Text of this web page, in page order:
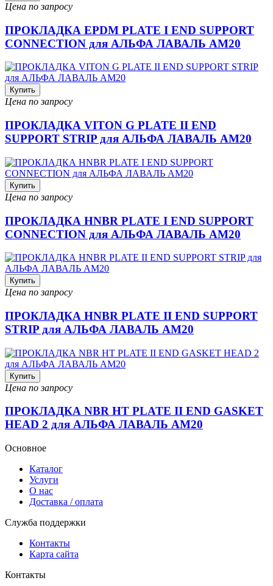
Цена по запросу
ПРОКЛАДКА EPDM PLATE I END SUPPORT
CONNECTION для АЛЬФА ЛАВАЛЬ AM20
Купить
Цена по запросу
ПРОКЛАДКА VITON G PLATE II END
SUPPORT STRIP для АЛЬФА ЛАВАЛЬ AM20
Купить
Цена по запросу
ПРОКЛАДКА HNBR PLATE I END SUPPORT
CONNECTION для АЛЬФА ЛАВАЛЬ AM20
Купить
Цена по запросу
ПРОКЛАДКА HNBR PLATE II END SUPPORT
STRIP для АЛЬФА ЛАВАЛЬ AM20
Купить
Цена по запросу
ПРОКЛАДКА NBR HT PLATE II END GASKET
HEAD 2 для АЛЬФА ЛАВАЛЬ AM20
Основное
Каталог
Услуги
О нас
Доставка / оплата
Служба поддержки
Контакты
Карта сайта
Контакты